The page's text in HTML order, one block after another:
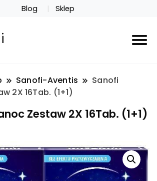
Blog Sklep
Sanofi-Aventis
Sanofi
2X 16Tab. (1+1)
Zestaw 2X 16Tab. (1+1)